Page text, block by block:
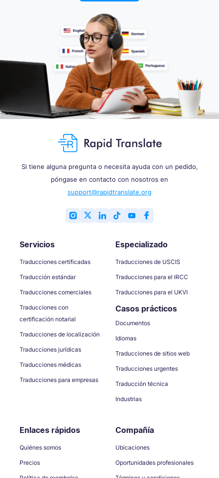
Si tiene alguna pregunta o necesita ayuda con un pedido,
póngase en contacto con nosotros en
support@rapidtranslate.org
Servicios
Traducciones certificadas
Traducción estándar
Traducciones comerciales
Traducciones con
certificación notarial
Traducciones de localización
Traducciones jurídicas
Traducciones médicas
Traducciones para empresas
Especializado
Traducciones de USCIS
Traducciones para el IRCC
Traducciones para el UKVI
Casos prácticos
Documentos
Idiomas
Traducciones de sitios web
Traducciones urgentes
Traducción técnica
Industrias
Enlaces rápidos
Quiénes somos
Precios
Compañía
Ubicaciones
Oportunidades profesionales